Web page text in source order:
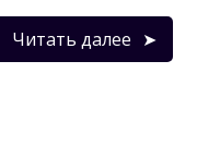
Читать далее